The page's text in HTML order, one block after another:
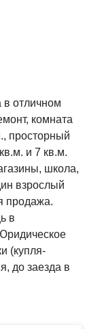
в отличном
комната
просторный
и 7 кв.м.
школа,
взрослый
продажа.
в
(купля-
до заезда в